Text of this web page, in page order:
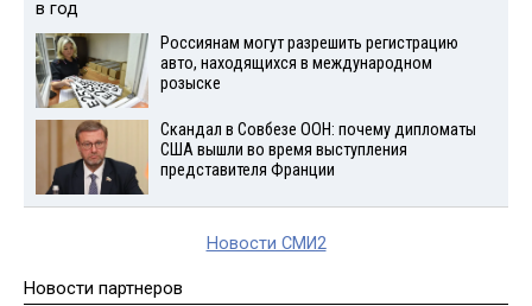
Россиянам могут разрешить регистрацию
авто, находящихся в международном
розыске
Скандал в Совбезе ООН: почему дипломаты
США вышли во время выступления
представителя Франции
Новости СМИ2
Новости партнеров